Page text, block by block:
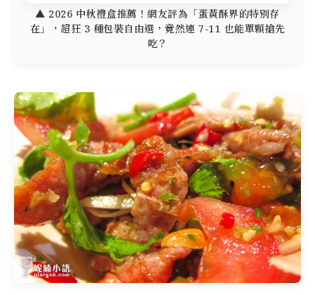
▲ 2026 中秋禮盒推薦！網友評為「蛋黃酥界的特別存
在」，超狂 3 種包裝自由選，竟然連 7-11 也能單顆搶先
吃？